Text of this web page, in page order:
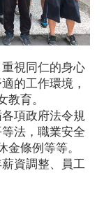
視同仁的身心
的工作環境，
教育。
項政府法令規
法，職業安全
條例等等。
資調整、員工